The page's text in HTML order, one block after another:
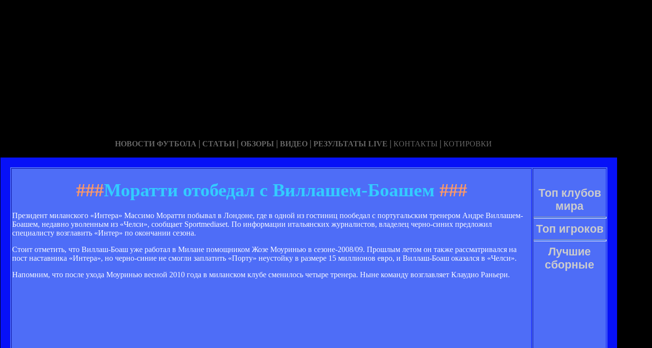
НОВОСТИ ФУТБОЛА | СТАТЬИ | ОБЗОРЫ | ВИДЕО | РЕЗУЛЬТАТЫ LIVE | КОНТАКТЫ | КОТИРОВКИ
###Моратти отобедал с Виллашем-Боашем ###
Президент миланского «Интера» Массимо Моратти побывал в Лондоне, где в одной из гостиниц пообедал с португальским тренером Андре Виллашем-
Боашем, недавно уволенным из «Челси», сообщает Sportmediaset. По информации итальянских журналистов, владелец черно-синих предложил
специалисту возглавить «Интер» по окончании сезона.
Стоит отметить, что Виллаш-Боаш уже работал в Милане помощником Жозе Моуринью в сезоне-2008/09. Прошлым летом он также рассматривался на
пост наставника «Интера», но черно-синие не смогли заплатить «Порту» неустойку в размере 15 миллионов евро, и Виллаш-Боаш оказался в «Челси».
Напомним, что после ухода Моуринью весной 2010 года в миланском клубе сменилось четыре тренера. Ныне команду возглавляет Клаудио Раньери.
Топ клубов
мира
Топ игроков
Лучшие
сборные